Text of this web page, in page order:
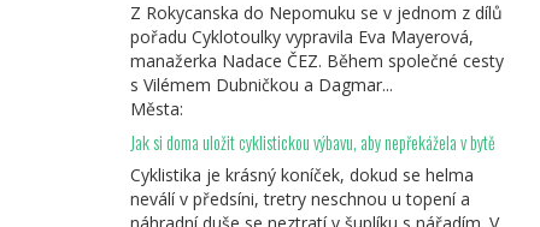
Z Rokycanska do Nepomuku se v jednom z dílů
pořadu Cyklotoulky vypravila Eva Mayerová,
manažerka Nadace ČEZ. Během společné cesty
s Vilémem Dubničkou a Dagmar...
Města:
Jak si doma uložit cyklistickou výbavu, aby nepřekážela v bytě
Cyklistika je krásný koníček, dokud se helma
neválí v předsíni, tretry neschnou u topení a